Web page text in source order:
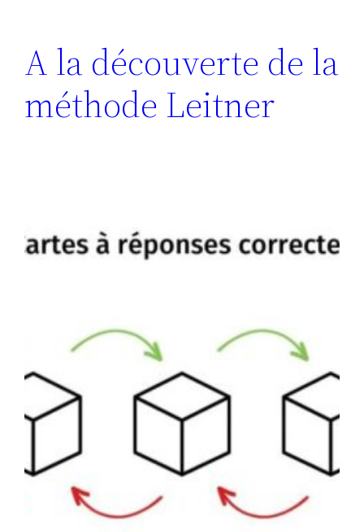
A la découverte de la
méthode Leitner